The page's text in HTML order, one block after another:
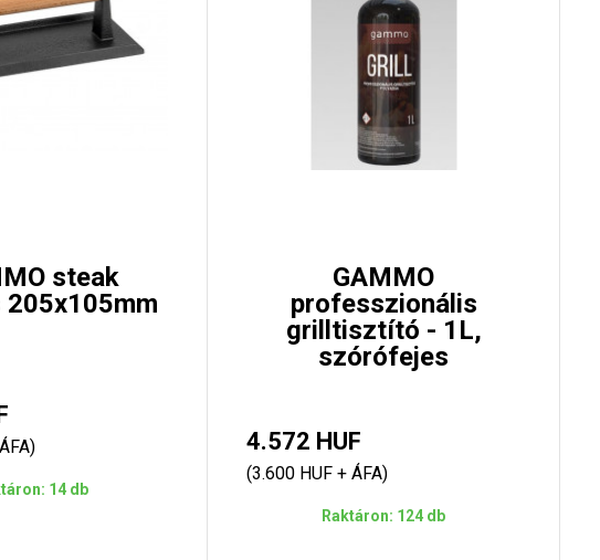
steak
205x105mm
14 db
GAMMO
professzionális
grilltisztító - 1L,
szórófejes
4.572 HUF
(3.600 HUF + ÁFA)
Raktáron: 124 db